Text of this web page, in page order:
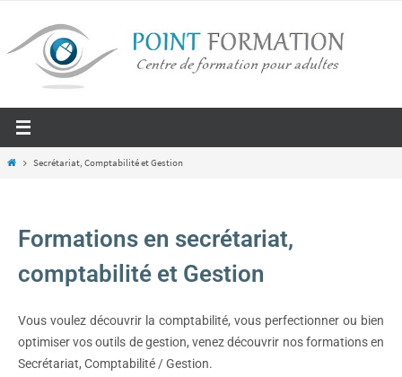
Secrétariat, Comptabilité et Gestion
Formations en secrétariat,
comptabilité et Gestion
Vous voulez découvrir la comptabilité, vous perfectionner ou bien
optimiser vos outils de gestion, venez découvrir nos formations en
Secrétariat, Comptabilité / Gestion.